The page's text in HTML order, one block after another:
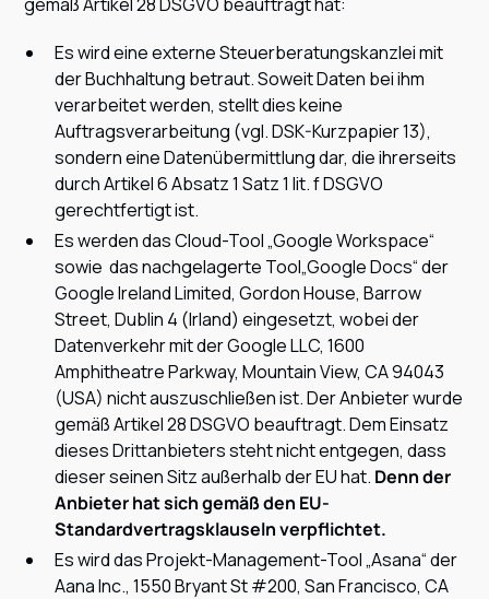
Es wird eine externe Steuerberatungskanzlei mit
der Buchhaltung betraut. Soweit Daten bei ihm
verarbeitet werden, stellt dies keine
Auftragsverarbeitung (vgl. DSK-Kurzpapier 13),
sondern eine Datenübermittlung dar, die ihrerseits
durch Artikel 6 Absatz 1 Satz 1 lit. f DSGVO
gerechtfertigt ist.
Es werden das Cloud-Tool „Google Workspace“
sowie das nachgelagerte Tool„Google Docs“ der
Google Ireland Limited, Gordon House, Barrow
Street, Dublin 4 (Irland) eingesetzt, wobei der
Datenverkehr mit der Google LLC, 1600
Amphitheatre Parkway, Mountain View, CA 94043
(USA) nicht auszuschließen ist. Der Anbieter wurde
gemäß Artikel 28 DSGVO beauftragt. Dem Einsatz
dieses Drittanbieters steht nicht entgegen, dass
dieser seinen Sitz außerhalb der EU hat. Denn der
Anbieter hat sich gemäß den EU-
Standardvertragsklauseln verpflichtet.
Es wird das Projekt-Management-Tool „Asana“ der
Aana Inc., 1550 Bryant St #200, San Francisco, CA